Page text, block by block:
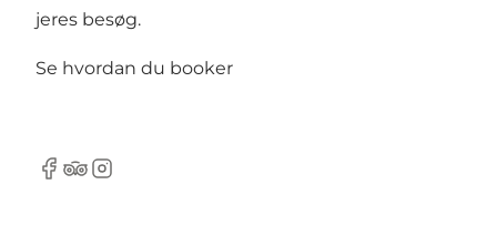
jeres besøg.
Se hvordan du booker
Facebook
Tripadvisor
Instagram